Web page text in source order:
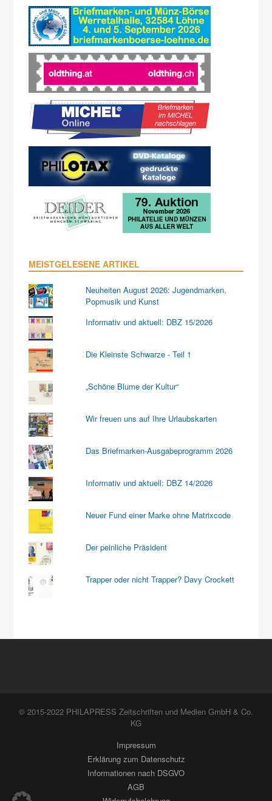
MEISTGELESENE ARTIKEL
Neuheiten August 2026: Jugendmarken,
Popmusik und Kunst
Informativ und aktuell: DBZ 15/2026
Die Kleinste Schwarze - Teil 1
„Schöne Blume der Kultur“
Wir freuen uns auf Ihre Urlaubskarten
Das Briefmarken-Ausgabeprogramm 2026
Informativ und aktuell: DBZ 14/2026
Neuer Fund einer Marke ohne Matrixcode
Der peinliche Präsident
Trapper oder nicht Trapper? Davy Crockett
© 2015-2022 PHILAPRESS Zeitschriften und Medien GmbH & Co.
KG
Impressum
Erklärung zum Datenschutz
Informationen nach DSGVO
AGB